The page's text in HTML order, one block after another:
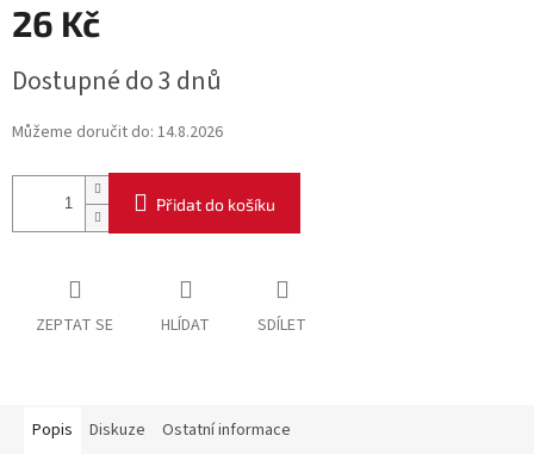
26 Kč
cena:
Dostupné do 3 dnů
Můžeme doručit do: 14.8.2026
Přidat do košíku
ZEPTAT SE HLÍDAT SDÍLET
Popis Diskuze Ostatní informace